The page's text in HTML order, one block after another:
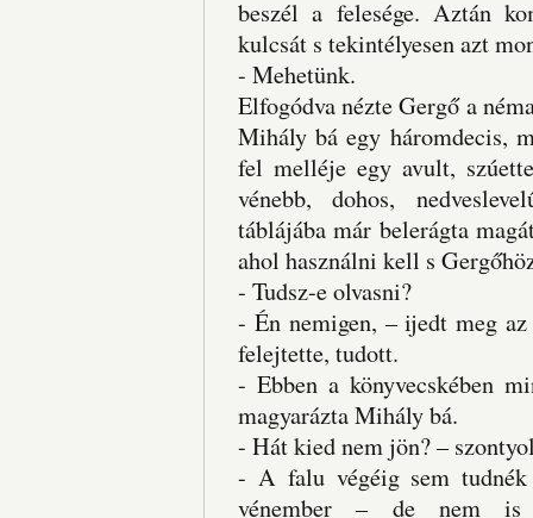
beszél a felesége. Aztán
kulcsát s tekintélyesen azt
- Mehetünk.
Elfogódva nézte Gergő a
Mihály bá egy háromdecis,
fel melléje egy avult,
vénebb, dohos,
táblájába már belerágta
ahol használni kell s
- Tudsz-e olvasni?
- Én nemigen, – ijedt meg
felejtette, tudott.
- Ebben a könyvecskében
magyarázta Mihály bá.
- Hát kied nem jön? –
- A falu végéig sem
vénember – de nem